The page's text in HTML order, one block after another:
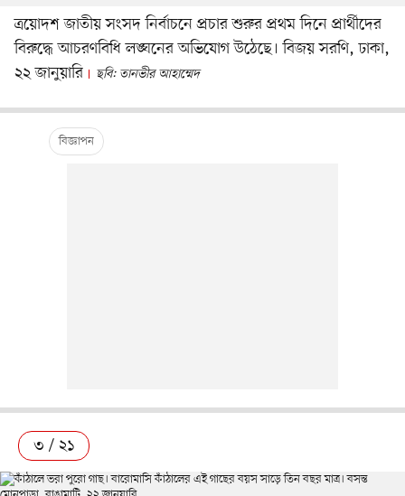
ত্রয়োদশ জাতীয় সংসদ নির্বাচনে প্রচার শুরুর প্রথম দিনে প্রার্থীদের
বিরুদ্ধে আচরণবিধি লঙ্ঘনের অভিযোগ উঠেছে। বিজয় সরণি, ঢাকা,
২২ জানুয়ারি
ছবি: তানভীর আহাম্মেদ
৩ / ২১